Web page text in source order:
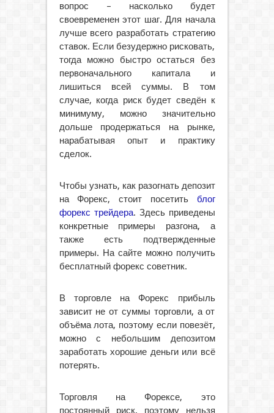
вопрос – насколько будет
своевременен этот шаг. Для начала
лучше всего разработать стратегию
ставок. Если безудержно рисковать,
тогда можно быстро остаться без
первоначального капитала и
лишиться всей суммы. В том
случае, когда риск будет сведён к
минимуму, можно значительно
дольше продержаться на рынке,
нарабатывая опыт и практику
сделок.
Чтобы узнать, как разогнать депозит
на Форекс, стоит посетить блог
форекс трейдера. Здесь приведены
конкретные примеры разгона, а
также есть подтвержденные
примеры. На сайте можно получить
бесплатный форекс советник.
В торговле на Форекс прибыль
зависит не от суммы торговли, а от
объёма лота, поэтому если повезёт,
можно с небольшим депозитом
заработать хорошие деньги или всё
потерять.
Торговля на Форексе, это
постоянный риск, поэтому нельзя